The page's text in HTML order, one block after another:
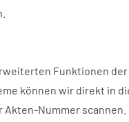
Funktionen der
können wir direkt in
Akten-Nummer